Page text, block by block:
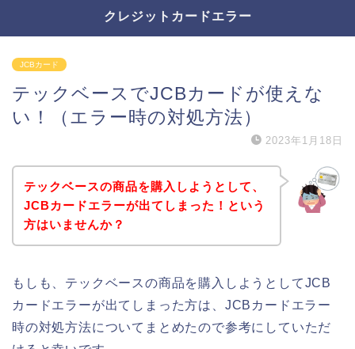
クレジットカードエラー
JCBカード
テックベースでJCBカードが使えな
い！（エラー時の対処方法）
2023年1月18日
テックベースの商品を購入しようとして、
JCBカードエラーが出てしまった！という
方はいませんか？
もしも、テックベースの商品を購入しようとしてJCB
カードエラーが出てしまった方は、JCBカードエラー
時の対処方法についてまとめたので参考にしていただ